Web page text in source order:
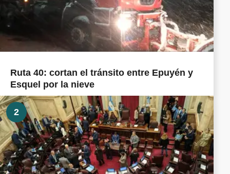
Ruta 40: cortan el tránsito entre Epuyén y
Esquel por la nieve
2